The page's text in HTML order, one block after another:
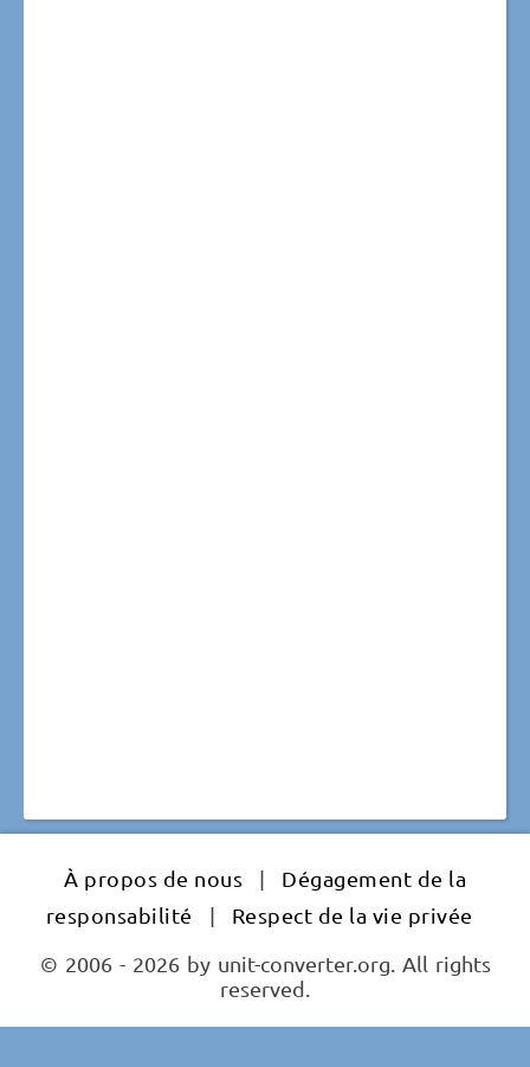
À propos de nous |
Dégagement de la
responsabilité
|
Respect de la vie privée
© 2006 - 2026 by unit-converter.org. All rights
reserved.